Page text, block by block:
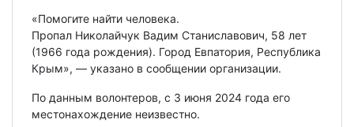
«Помогите найти человека.
Пропал Николайчук Вадим Станиславович, 58 лет
(1966 года рождения). Город Евпатория, Республика
Крым», — указано в сообщении организации.
По данным волонтеров, с 3 июня 2024 года его
местонахождение неизвестно.